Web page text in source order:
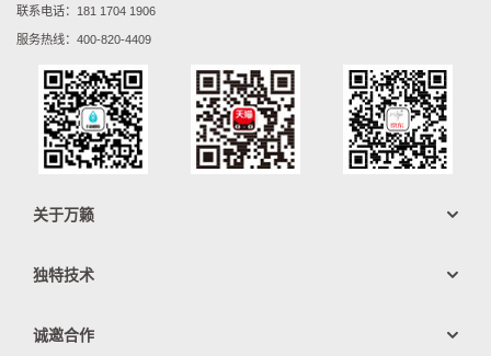
联系电话： 181 1704 1906
服务热线： 400-820-4409
关于万籁
线上看厂
独特技术
诚邀合作